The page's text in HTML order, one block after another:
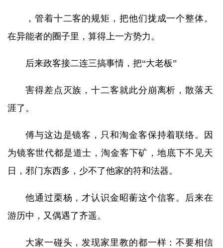
，管着十二客的规矩，把他们拢成一个整体。
在异能者的圈子里，算得上一方势力。
后来政客接二连三搞事情，把“大老板”
害得差点灭族，十二客就此分崩离析，散落天
涯了。
傅与这边是镜客，只和淘金客保持着联络。因
为镜客世代都是道士，淘金客下矿，地底下不见天
日，邪门东西多，少不了他家的符和法器。
他通过栗杨，才认识金昭蘅这个信客。后来在
游历中，又偶遇了齐遥。
大家一碰头，发现家里教的都一样：不要相信